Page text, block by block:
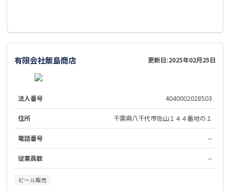
有限会社飯島商店 更新日:2025年02月25日
法人番号 4040002028503
住所 千葉県八千代市佐山１４４番地の１
電話番号 --
従業員数 --
ビール販売